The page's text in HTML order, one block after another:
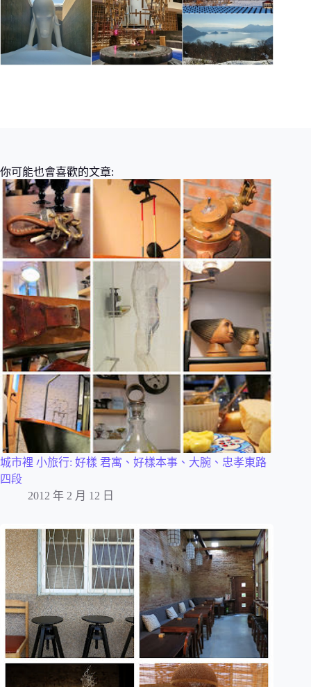
你可能也會喜歡的文章:
城市裡 小旅行: 好樣 君寓、好樣本事、大腕、忠孝東路
四段
2012 年 2 月 12 日